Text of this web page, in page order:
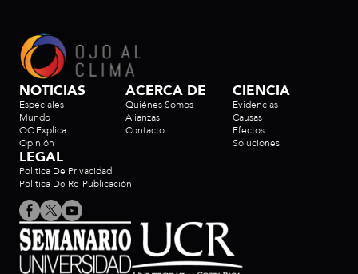
NOTICIAS
Especiales
Mundo
OC Explica
Opinión
CIENCIA
Evidencias
Causas
Efectos
Soluciones
ACERCA DE
Quiénes Somos
Alianzas
Contacto
LEGAL
Politica De Privacidad
Política De Re-Publicación